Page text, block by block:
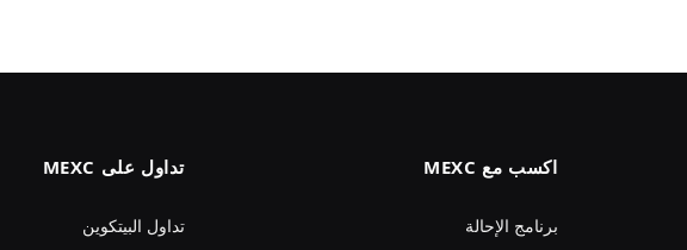
اكسب مع MEXC
برنامج الإحالة
تداول على MEXC
تداول البيتكوين